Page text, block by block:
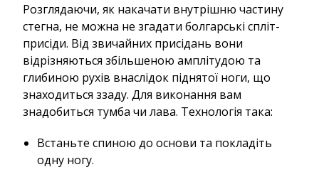
Розглядаючи, як накачати внутрішню частину
стегна, не можна не згадати болгарські спліт-
присіди. Від звичайних присідань вони
відрізняються збільшеною амплітудою та
глибиною рухів внаслідок піднятої ноги, що
знаходиться ззаду. Для виконання вам
знадобиться тумба чи лава. Технологія така:
Встаньте спиною до основи та покладіть
одну ногу.